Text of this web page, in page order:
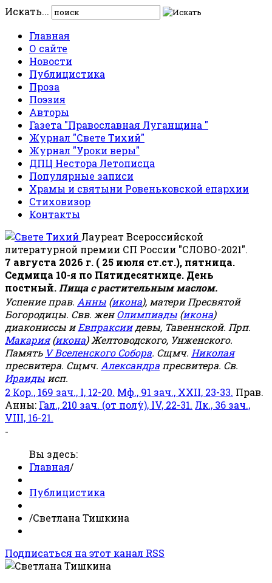
Искать...
Главная
О сайте
Новости
Публицистика
Проза
Поэзия
Авторы
Газета "Православная Луганщина "
Журнал "Свете Тихий"
Журнал "Уроки веры"
ДПЦ Нестора Летописца
Популярные записи
Храмы и святыни Ровеньковской епархии
Стиховизор
Контакты
Лауреат Всероссийской
литературной премии СП России "СЛОВО-2021".
7 августа 2026 г. ( 25 июля ст.ст.), пятница.
Седмица 10-я по Пятидесятнице. День
постный. Пища с растительным маслом.
Успение прав. Анны (икона), матери Пресвятой
Богородицы. Свв. женОлимпиады (икона)
диакониссы иЕвпраксиидевы, Тавеннской. Прп.
Макария(икона) Желтоводского, Унженского.
Память V Вселенского Собора. Сщмч. Николая
пресвитера. Сщмч. Александра пресвитера. Св.
Ираиды исп.
2 Кор., 169 зач., I, 12-20. Мф., 91 зач., XXII, 23-33. Прав.
Анны: Гал., 210 зач. (от полу́), IV, 22-31. Лк., 36 зач.,
VIII, 16-21.
-
Вы здесь:
Главная/
Публицистика
/Светлана Тишкина
Подписаться на этот канал RSS